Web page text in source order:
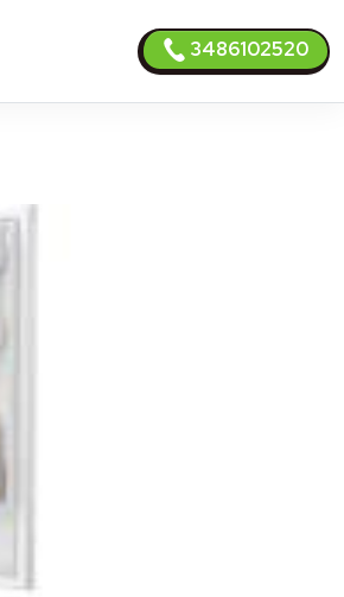
3486102520